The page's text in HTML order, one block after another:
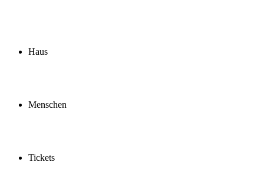
Haus
Menschen
Tickets